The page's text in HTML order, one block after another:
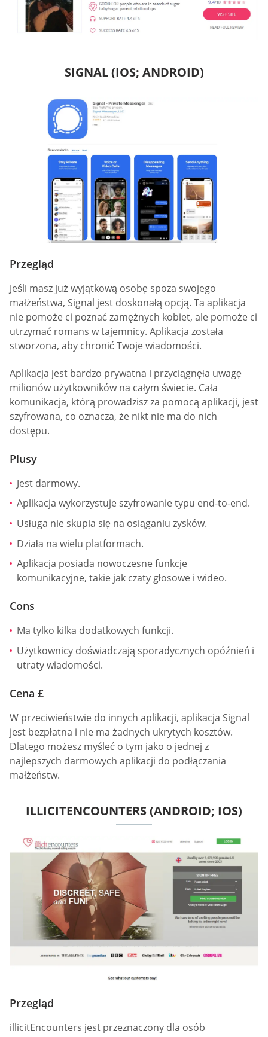
SIGNAL (IOS; ANDROID)
Przegląd
Jeśli masz już wyjątkową osobę spoza swojego
małżeństwa, Signal jest doskonałą opcją. Ta aplikacja
nie pomoże ci poznać zamężnych kobiet, ale pomoże ci
utrzymać romans w tajemnicy. Aplikacja została
stworzona, aby chronić Twoje wiadomości.
Aplikacja jest bardzo prywatna i przyciągnęła uwagę
milionów użytkowników na całym świecie. Cała
komunikacja, którą prowadzisz za pomocą aplikacji, jest
szyfrowana, co oznacza, że nikt nie ma do nich
dostępu.
Plusy
Jest darmowy.
Aplikacja wykorzystuje szyfrowanie typu end-to-end.
Usługa nie skupia się na osiąganiu zysków.
Działa na wielu platformach.
Aplikacja posiada nowoczesne funkcje
komunikacyjne, takie jak czaty głosowe i wideo.
Cons
Ma tylko kilka dodatkowych funkcji.
Użytkownicy doświadczają sporadycznych opóźnień i
utraty wiadomości.
Cena £
W przeciwieństwie do innych aplikacji, aplikacja Signal
jest bezpłatna i nie ma żadnych ukrytych kosztów.
Dlatego możesz myśleć o tym jako o jednej z
najlepszych darmowych aplikacji do podłączania
małżeństw.
ILLICITENCOUNTERS (ANDROID; IOS)
Przegląd
illicitEncounters jest przeznaczony dla osób